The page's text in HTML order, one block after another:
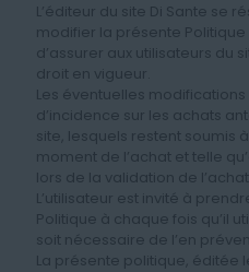
L’éditeur du site Di Sante se
modifier la présente
d’assurer aux utilisateurs du
droit en vigueur.
Les éventuelles
d’incidence sur les achats
site, lesquels restent soumis
moment de l’achat et telle
lors de la validation de l’achat.
L’utilisateur est invité à
Politique à chaque fois qu’il
soit nécessaire de l’en
La présente politique, éditée